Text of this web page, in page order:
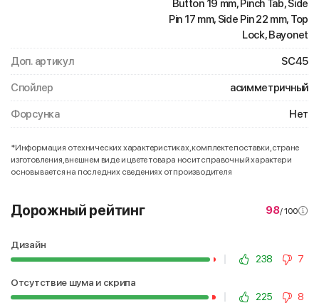
Button 19 mm, Pinch Tab, Side
Pin 17 mm, Side Pin 22 mm, Top
Lock, Bayonet
Доп. артикул SC45
Спойлер асимметричный
Форсунка Нет
*Информация о технических характеристиках, комплекте поставки, стране
изготовления, внешнем виде и цвете товара носит справочный характер и
основывается на последних сведениях от производителя
Дорожный рейтинг 98/ 100
Дизайн
238
7
Отсутствие шума и скрипа
225
8